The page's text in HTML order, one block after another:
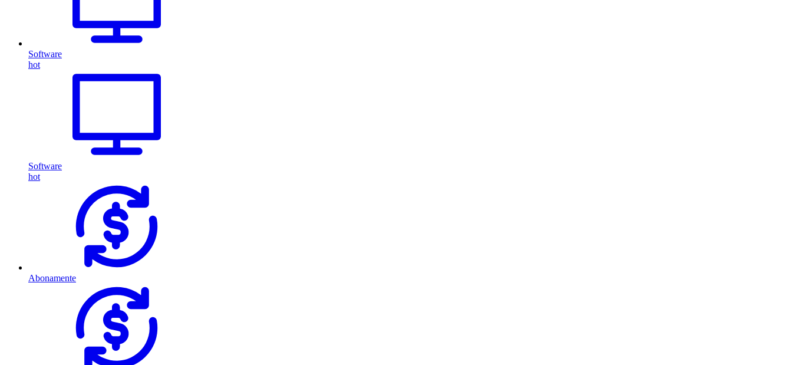
Software
hot
Software
hot
Abonamente